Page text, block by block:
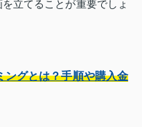
立てることが重要でしょ
ングとは？手順や購入金